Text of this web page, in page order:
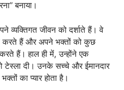
बनाया।
व्यक्तिगत जीवन को दर्शाते हैं। वे
करते हैं और अपने भक्तों को कुछ
हैं। हाल ही में, उन्होंने एक
टेस्ला दी। उनके सच्चे और ईमानदार
का प्यार होता है।